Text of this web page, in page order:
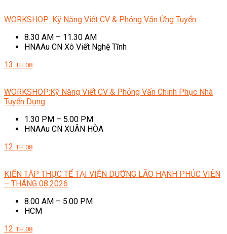
WORKSHOP: Kỹ Năng Viết CV & Phỏng Vấn Ứng Tuyển
8.30 AM – 11.30 AM
HNAAu CN Xô Viết Nghệ Tĩnh
13 TH.08
WORKSHOP:Kỹ Năng Viết CV & Phỏng Vấn Chinh Phục Nhà
Tuyển Dụng
1.30 PM – 5.00 PM
HNAAu CN XUÂN HÒA
12 TH.08
KIẾN TẬP THỰC TẾ TẠI VIỆN DƯỠNG LÃO HẠNH PHÚC VIÊN
– THÁNG 08.2026
8.00 AM – 5.00 PM
HCM
12 TH.08